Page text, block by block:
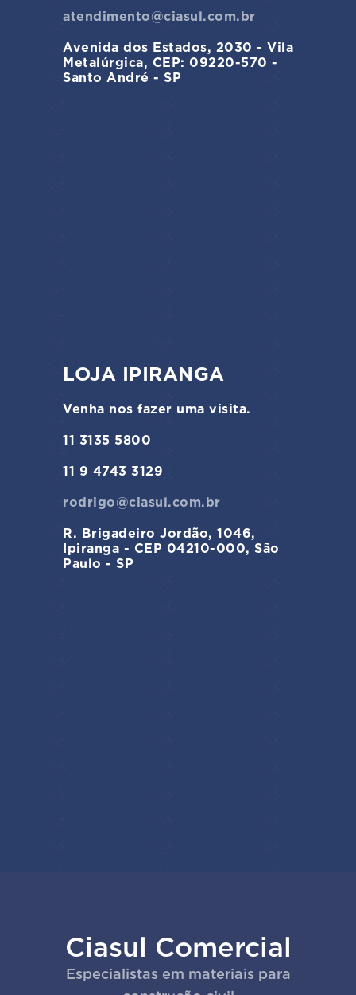
atendimento@ciasul.com.br
Avenida dos Estados, 2030 - Vila
Metalúrgica, CEP: 09220-570 -
Santo André - SP
LOJA IPIRANGA
Venha nos fazer uma visita.
11 3135 5800
11 9 4743 3129
rodrigo@ciasul.com.br
R. Brigadeiro Jordão, 1046,
Ipiranga - CEP 04210-000, São
Paulo - SP
Ciasul Comercial
Especialistas em materiais para